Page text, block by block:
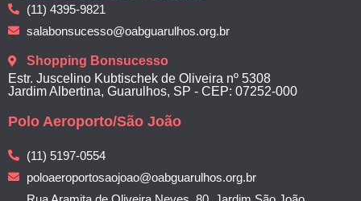
(11) 4395-9821
salabonsucesso@oabguarulhos.org.br
Shopping Bonsucesso
Estr. Juscelino Kubtischek de Oliveira nº 5308
Jardim Albertina, Guarulhos, SP - CEP: 07252-000
Polo Aeroporto/São João
(11) 5197-0554
poloaeroportosaojoao@oabguarulhos.org.br